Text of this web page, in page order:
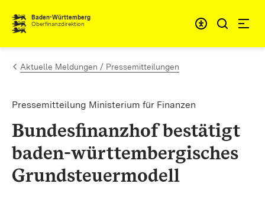
Zum Inhalt springen
Baden-Württemberg
Oberfinanzdirektion
Aktuelle Meldungen / Pressemitteilungen
Pressemitteilung Ministerium für Finanzen
Bundesfinanzhof bestätigt
baden-württembergisches
Grundsteuermodell